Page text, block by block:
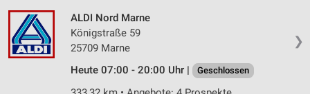
❯
ALDI Nord Marne
Königstraße 59
25709 Marne
Heute 07:00 - 20:00 Uhr |
Geschlossen